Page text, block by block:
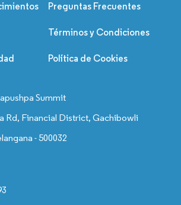
Preguntas Frecuentes
Términos y Condiciones
Política de Cookies
Summit
Rd, Financial District, Gachibowli
- 500032